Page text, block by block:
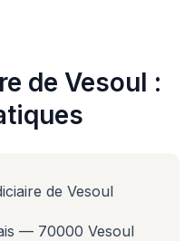
de Vesoul :
de Vesoul
— 70000 Vesoul